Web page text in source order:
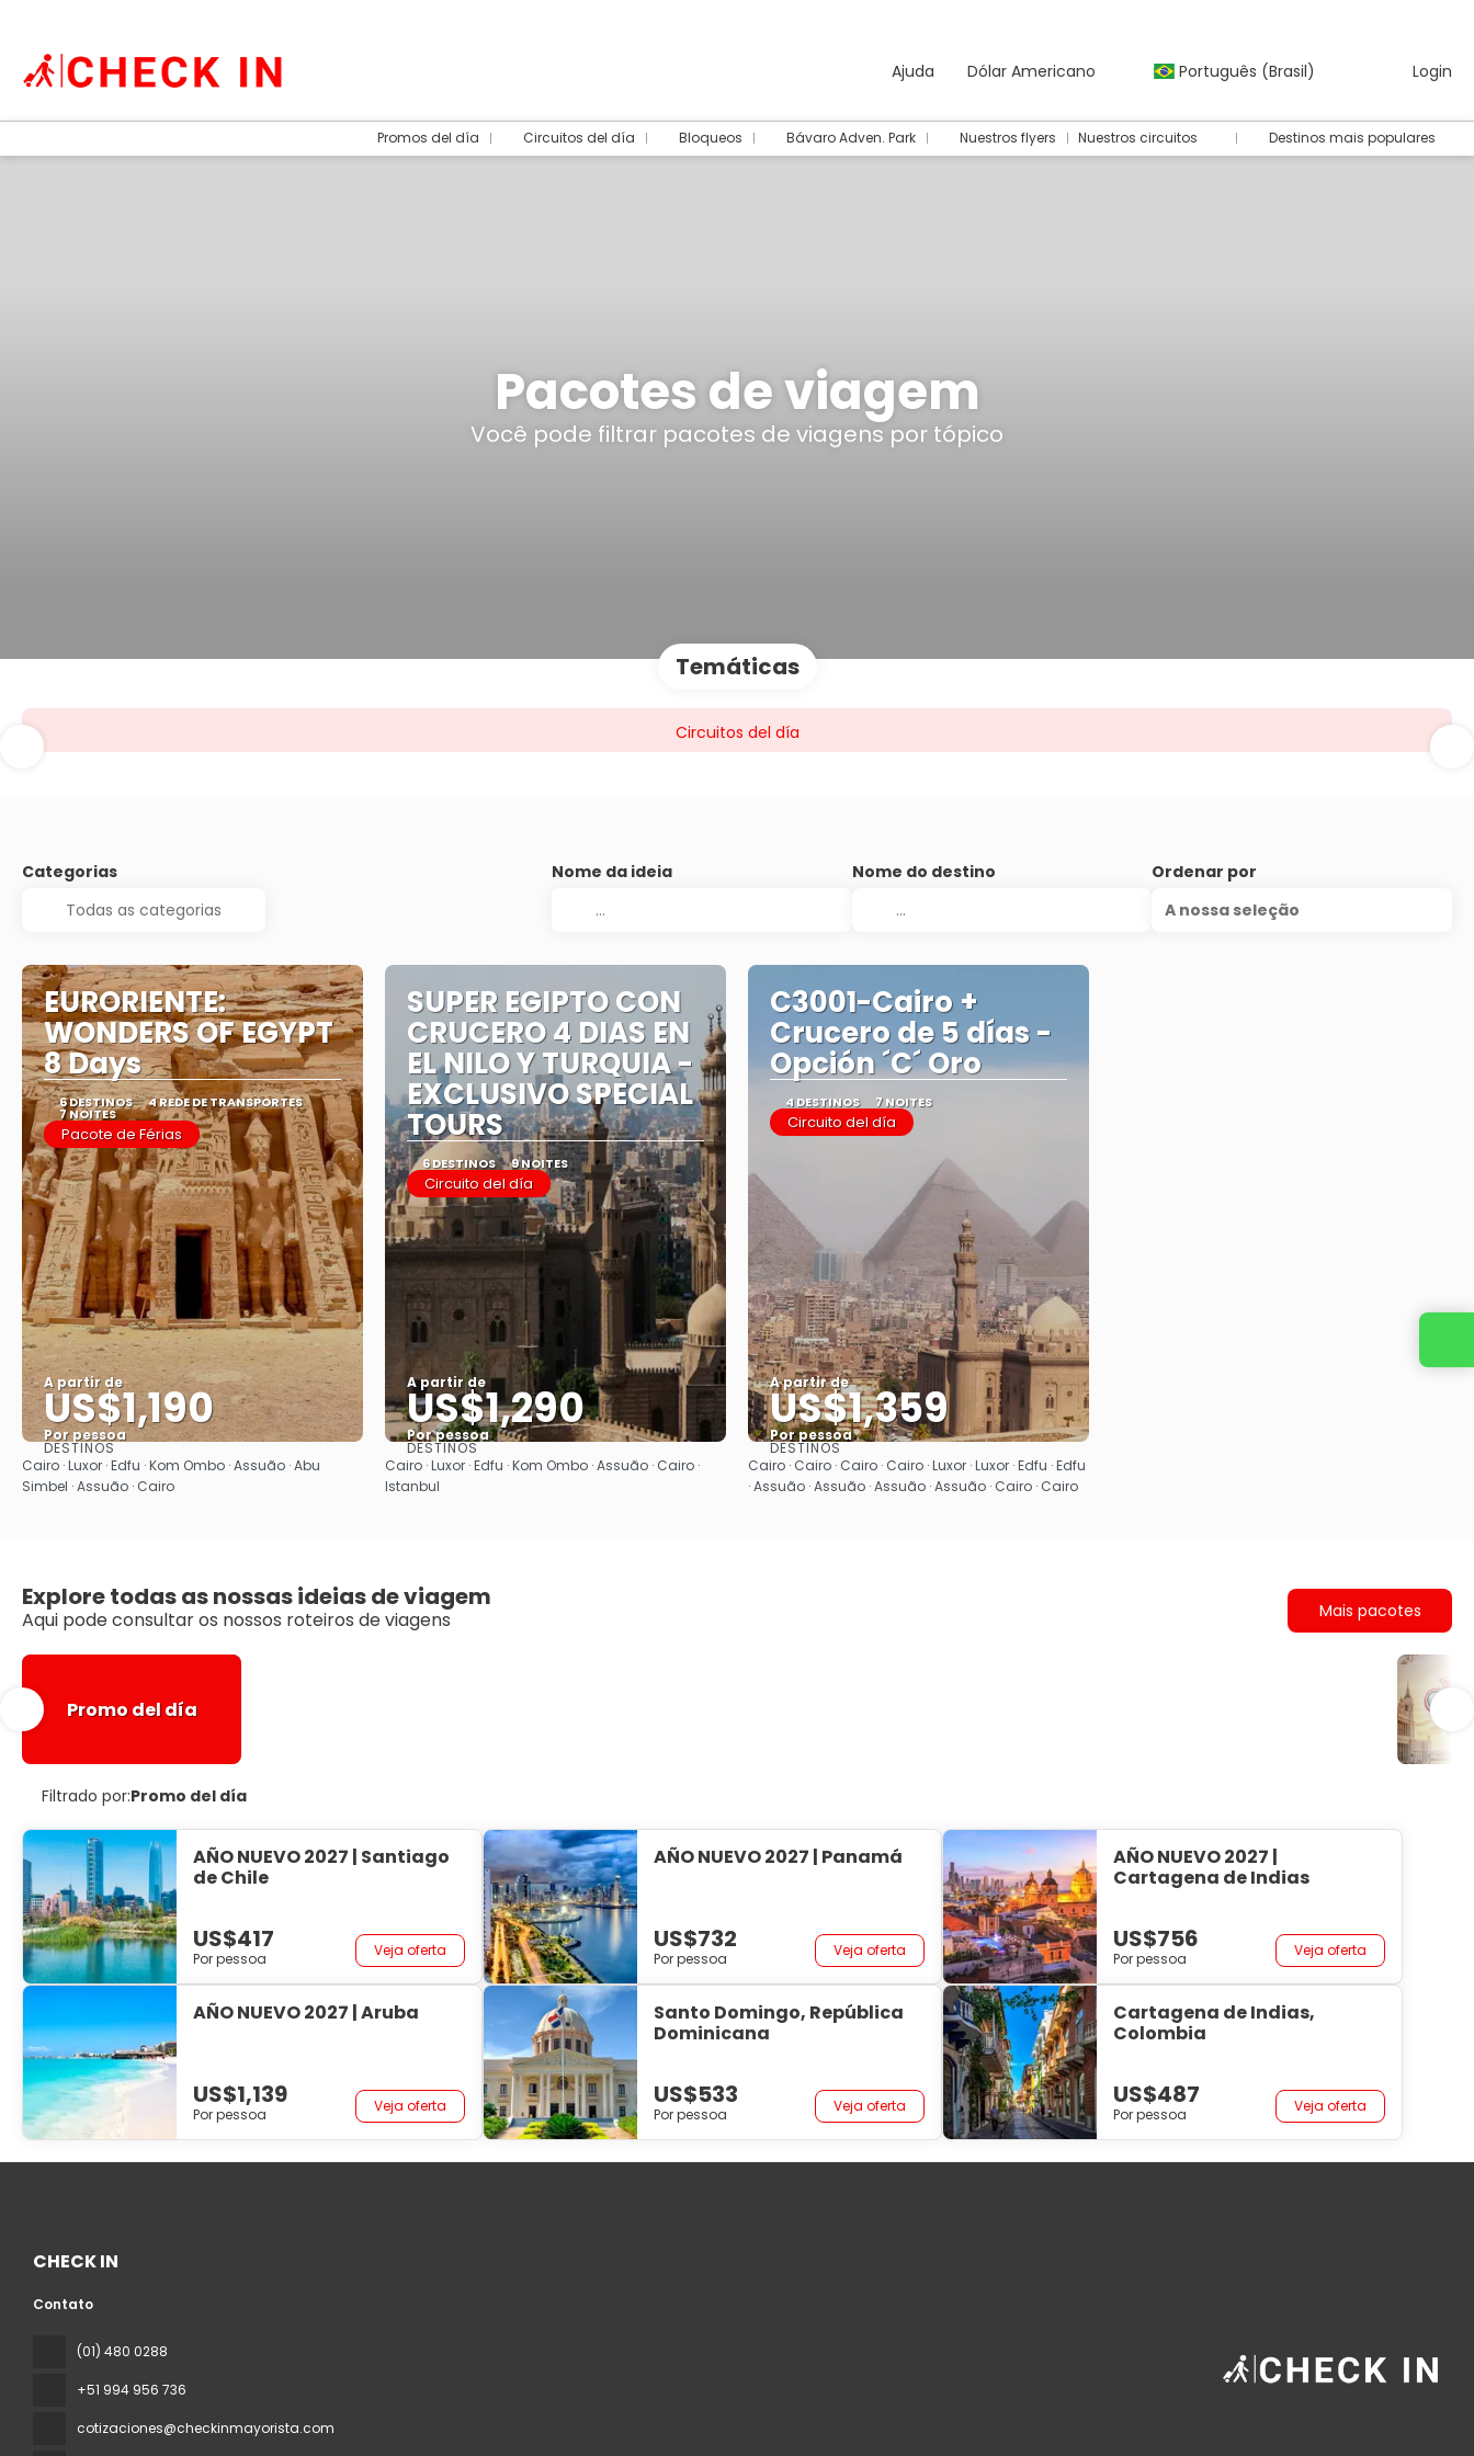
Ajuda Dólar Americano Português (Brasil) Login
Promos del día Circuitos del día Bloqueos Bávaro Adven. Park Nuestros flyers Nuestros circuitos Destinos mais populares
Pacotes de viagem
Você pode filtrar pacotes de viagens por tópico
Temáticas
Circuitos del día
Categorias Nome da ideia Nome do destino
Ordenar por
A nossa seleção
EURORIENTE:
WONDERS OF EGYPT
8 Days
6 DESTINOS 4 REDE DE TRANSPORTES
7 NOITES
Pacote de Férias
A partir de
US$1,190
Por pessoa
Saiba mais
DESTINOS
Cairo · Luxor · Edfu · Kom Ombo · Assuão · Abu
Simbel · Assuão · Cairo
SUPER EGIPTO CON
CRUCERO 4 DIAS EN
EL NILO Y TURQUIA -
EXCLUSIVO SPECIAL
TOURS
6 DESTINOS 9 NOITES
Circuito del día
A partir de
US$1,290
Por pessoa
Saiba mais
DESTINOS
Cairo · Luxor · Edfu · Kom Ombo · Assuão · Cairo ·
Istanbul
C3001-Cairo +
Crucero de 5 días -
Opción ´C´ Oro
4 DESTINOS 7 NOITES
Circuito del día
A partir de
US$1,359
Por pessoa
Saiba mais
DESTINOS
Cairo · Cairo · Cairo · Cairo · Luxor · Luxor · Edfu · Edfu
· Assuão · Assuão · Assuão · Assuão · Cairo · Cairo
Explore todas as nossas ideias de viagem
Aqui pode consultar os nossos roteiros de viagens Mais pacotes
Promo del día
Filtrado por:Promo del día
AÑO NUEVO 2027 | Santiago
de Chile
US$417
Por pessoa Veja oferta
AÑO NUEVO 2027 | Panamá
US$732
Por pessoa Veja oferta
AÑO NUEVO 2027 |
Cartagena de Indias
US$756
Por pessoa Veja oferta
AÑO NUEVO 2027 | Aruba
US$1,139
Por pessoa Veja oferta
Santo Domingo, República
Dominicana
US$533
Por pessoa Veja oferta
Cartagena de Indias,
Colombia
US$487
Por pessoa Veja oferta
CHECK IN
Contato
(01) 480 0288
+51 994 956 736
cotizaciones@checkinmayorista.com